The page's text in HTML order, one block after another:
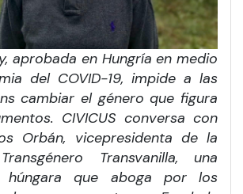
aprobada en Hungría en medio
del COVID-19, impide a las
cambiar el género que figura
CIVICUS conversa con
Orbán, vicepresidenta de la
Transvanilla, una
húngara que aboga por los